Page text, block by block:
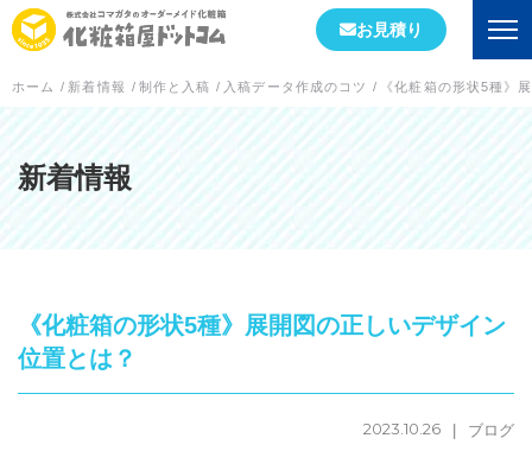
会社情報
初めての方へ
会社概要
工場案内
スタッフブログ
お見積り
ホーム / 新着情報 / 制作と入稿 / 入稿データ作成のコツ / 《化粧箱の形状5種》
新着情報
《化粧箱の形状5種》展開図の正しいデザイン
位置とは？
2023.10.26 ブログ